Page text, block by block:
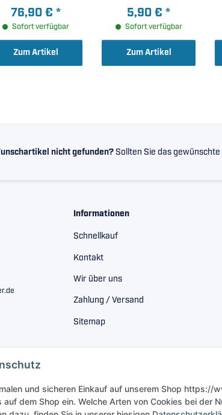
und sicheren Einkauf auf unserem Shop
auf dem Shop ein. Welche Arten von Cookies bei der
Polyamid 66,
wälzkörpergeführt (
45x85x30,2mm )
76,90 € *
Sofort verfügbar
Zum Artikel
45x85x19mm )
5,90 € *
Sofort verfügbar
Zum Artikel
nicht gefunden?Sollten Sie das
Informationen
Schnellkauf
Kontakt
Wir über uns
Zahlung / Versand
Sitemap